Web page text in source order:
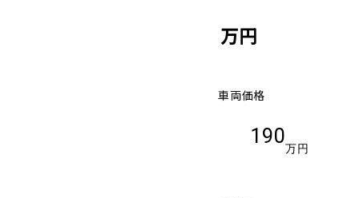
万円
車両価格
190
万円